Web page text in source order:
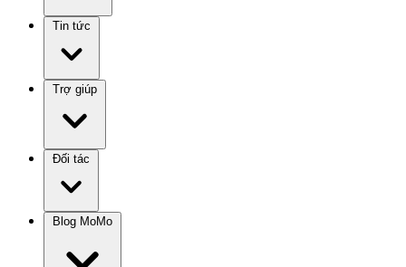
Tin tức
Trợ giúp
Đối tác
Blog MoMo